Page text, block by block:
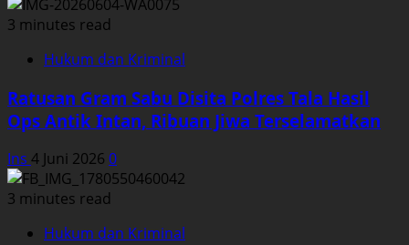
3 minutes read
Hukum dan Kriminal
Ratusan Gram Sabu Disita Polres Tala Hasil
Ops Antik Intan, Ribuan Jiwa Terselamatkan
Ins 4 Juni 2026 0
3 minutes read
Hukum dan Kriminal